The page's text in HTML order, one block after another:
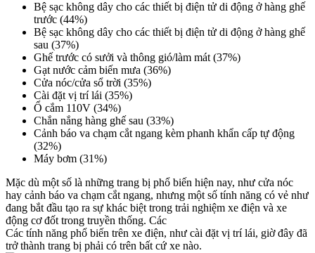
Bệ sạc không dây cho các thiết bị điện tử di động ở hàng ghế
trước (44%)
Bệ sạc không dây cho các thiết bị điện tử di động ở hàng ghế
sau (37%)
Ghế trước có sưởi và thông gió/làm mát (37%)
Gạt nước cảm biến mưa (36%)
Cửa nóc/cửa sổ trời (35%)
Cài đặt vị trí lái (35%)
Ổ cắm 110V (34%)
Chắn nắng hàng ghế sau (33%)
Cảnh báo va chạm cắt ngang kèm phanh khẩn cấp tự động
(32%)
Máy bơm (31%)
Mặc dù một số là những trang bị phổ biến hiện nay, như cửa nóc
hay cảnh báo va chạm cắt ngang, nhưng một số tính năng có vẻ như
đang bắt đầu tạo ra sự khác biệt trong trải nghiệm xe điện và xe
động cơ đốt trong truyền thống. Các
Các tính năng phổ biến trên xe điện, như cài đặt vị trí lái, giờ đây đã
trở thành trang bị phải có trên bất cứ xe nào.